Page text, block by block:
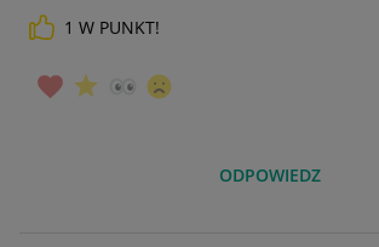
1 W PUNKT!
ODPOWIEDZ